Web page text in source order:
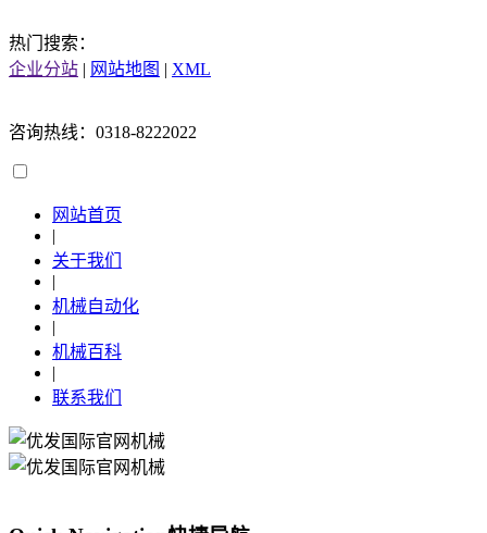
热门搜索：
企业分站 | 网站地图 | XML
咨询热线：0318-8222022
网站首页
|
关于我们
|
机械自动化
|
机械百科
|
联系我们